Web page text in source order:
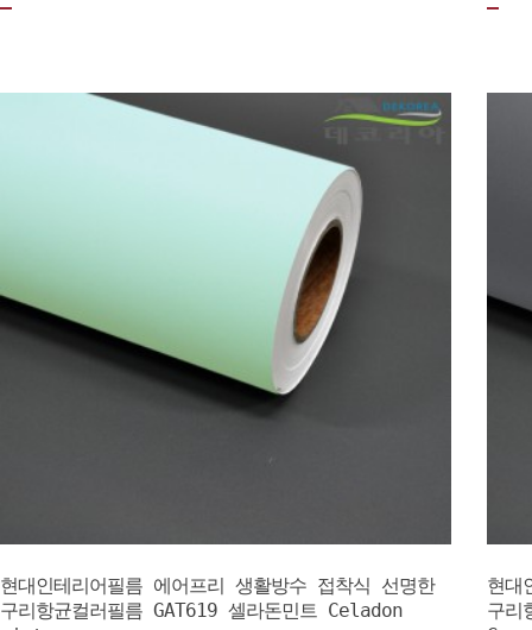
현대인테리어필름 에어프리 생활방수 접착식 선명한
구리항균컬러필름 GAT619 셀라돈민트 Celadon
현대
구리